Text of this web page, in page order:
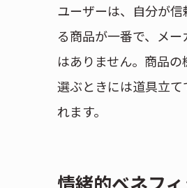
ユーザーは、自分が
る商品が一番で、メ
はありません。商品
選ぶときには道具立
れます。
情緒的ベネフ